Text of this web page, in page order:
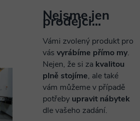
Nejsme jen
prodejci...
Vámi zvolený produkt pro
vás vyrábíme přímo my.
Nejen, že si za kvalitou
plně stojíme, ale také
vám můžeme v případě
potřeby upravit nábytek
dle vašeho zadání.